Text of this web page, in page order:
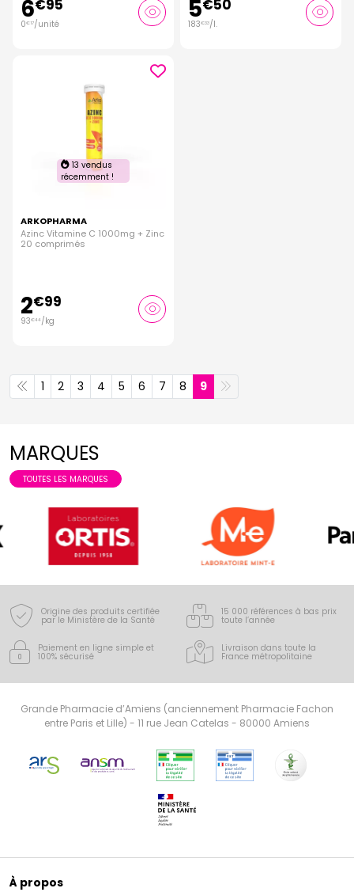
6€95
0€ 17/unité 5€50
183€33/l.
13 vendus
récemment !
ARKOPHARMA
Azinc Vitamine C 1000mg + Zinc
20 comprimés
2€99
93€44 /kg
1 2 3 4 5 6 7 8 9
MARQUES
TOUTES LES MARQUES
Origine des produits certifiée
par le Ministère de la Santé
15 000 références à bas prix
toute l’année
Paiement en ligne simple et
100% sécurisé
Livraison dans toute la
France métropolitaine
Grande Pharmacie d’Amiens (anciennement Pharmacie Fachon
entre Paris et Lille) - 11 rue Jean Catelas - 80000 Amiens
À propos